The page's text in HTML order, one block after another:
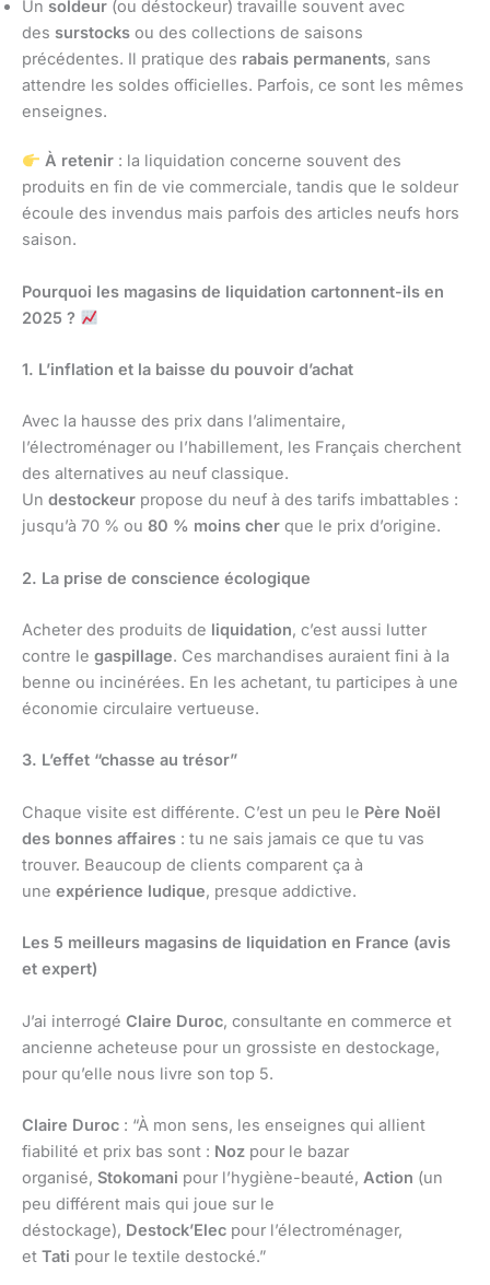
Un soldeur (ou déstockeur) travaille souvent avec
des surstocks ou des collections de saisons
précédentes. Il pratique des rabais permanents, sans
attendre les soldes officielles. Parfois, ce sont les mêmes
enseignes.
À retenir: la liquidation concerne souvent des
produits en fin de vie commerciale, tandis que le soldeur
écoule des invendus mais parfois des articles neufs hors
saison.
Pourquoi les magasins de liquidation cartonnent-ils en
2025 ?
1. L’inflation et la baisse du pouvoir d’achat
Avec la hausse des prix dans l’alimentaire,
l’électroménager ou l’habillement, les Français cherchent
des alternatives au neuf classique.
Un destockeur propose du neuf à des tarifs imbattables :
jusqu’à 70 % ou 80 % moins cher que le prix d’origine.
2. La prise de conscience écologique
Acheter des produits de liquidation, c’est aussi lutter
contre le gaspillage. Ces marchandises auraient fini à la
benne ou incinérées. En les achetant, tu participes à une
économie circulaire vertueuse.
3. L’effet “chasse au trésor”
Chaque visite est différente. C’est un peu le Père Noël
des bonnes affaires : tu ne sais jamais ce que tu vas
trouver. Beaucoup de clients comparent ça à
une expérience ludique, presque addictive.
Les 5 meilleurs magasins de liquidation en France (avis
et expert)
J’ai interrogé Claire Duroc, consultante en commerce et
ancienne acheteuse pour un grossiste en destockage,
pour qu’elle nous livre son top 5.
Claire Duroc : “À mon sens, les enseignes qui allient
fiabilité et prix bas sont : Noz pour le bazar
organisé, Stokomani pour l’hygiène-beauté, Action (un
peu différent mais qui joue sur le
déstockage), Destock’Elec pour l’électroménager,
et Tati pour le textile destocké.”